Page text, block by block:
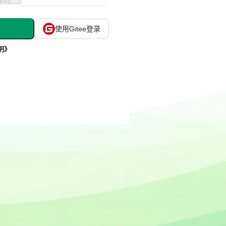
使用Gitee登录
》